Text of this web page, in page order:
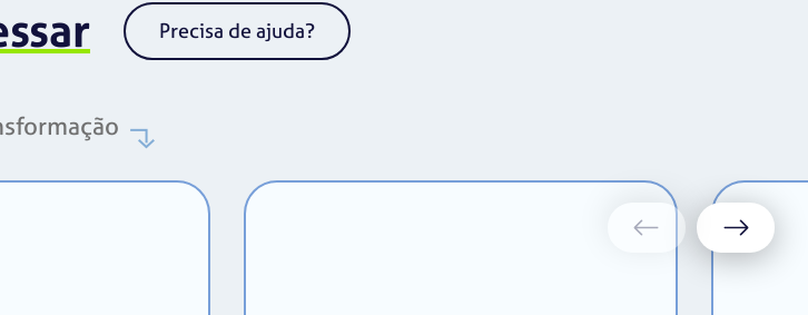
Precisa de ajuda?